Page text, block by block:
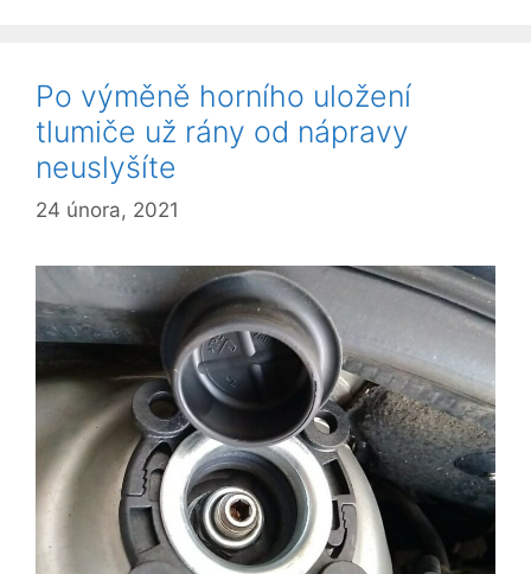
Po výměně horního uložení
tlumiče už rány od nápravy
neuslyšíte
24 února, 2021